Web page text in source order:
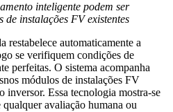
inteligente podem ser
de instalações FV existentes
restabelece automaticamente a
se verifiquem condições de
perfeitas. O sistema acompanha
módulos de instalações FV
inversor. Essa tecnologia mostra-se
avaliação humana ou